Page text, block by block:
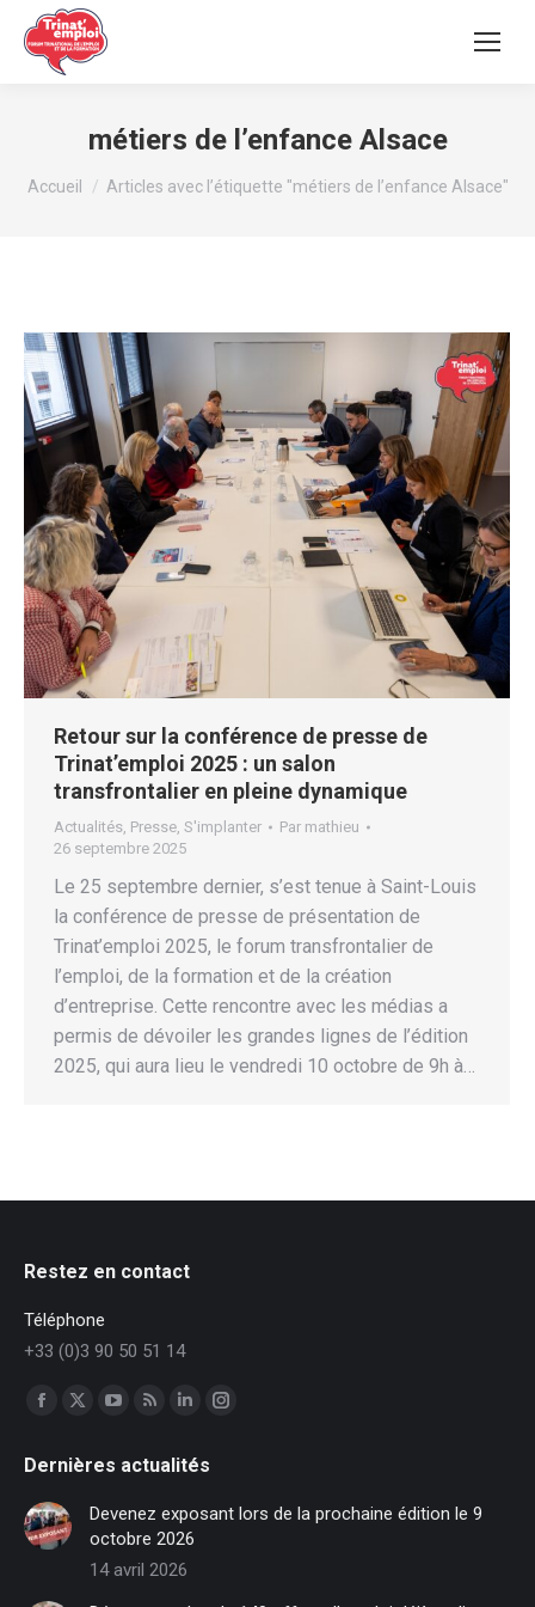
métiers de l’enfance Alsace
Vous êtes ici :
Accueil Articles avec l’étiquette "métiers de l’enfance Alsace"
Retour sur la conférence de presse de
Trinat’emploi 2025 : un salon
transfrontalier en pleine dynamique
Actualités Presse S'implanter Par mathieu
26 septembre 2025
Le 25 septembre dernier, s’est tenue à Saint-Louis
la conférence de presse de présentation de
Trinat’emploi 2025, le forum transfrontalier de
l’emploi, de la formation et de la création
d’entreprise. Cette rencontre avec les médias a
permis de dévoiler les grandes lignes de l’édition
2025, qui aura lieu le vendredi 10 octobre de 9h à…
Restez en contact
Téléphone
+33 (0)3 90 50 51 14
Trouvez nous sur :
Facebook
opens
in
new
window
X
opens
new
window
YouTube
opens
in
new
window
RSS
opens
in
new
window
LinkedIn
opens
in
new
window
Instagram
in
Dernières actualités
Devenez exposant lors de la prochaine édition le 9
octobre 2026
14 avril 2026